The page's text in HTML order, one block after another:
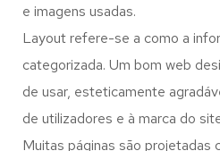
e imagens usadas.
Layout refere-se a como a
categorizada. Um bom web
de usar, esteticamente
de utilizadores e à marca do
Muitas páginas são projetadas